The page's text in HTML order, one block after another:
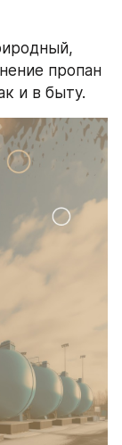
пропан
и в быту.